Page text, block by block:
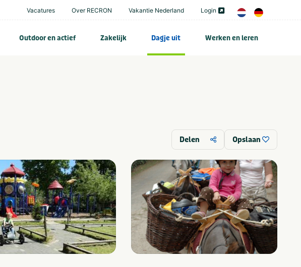
Vacatures Over RECRON Vakantie Nederland Login
Outdoor en actief Zakelijk Dagje uit Werken en leren
Delen Opslaan